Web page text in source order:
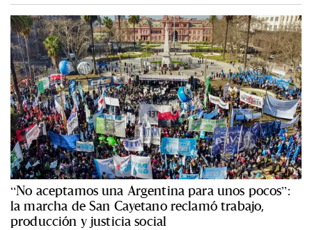
“No aceptamos una Argentina para unos pocos”:
la marcha de San Cayetano reclamó trabajo,
producción y justicia social